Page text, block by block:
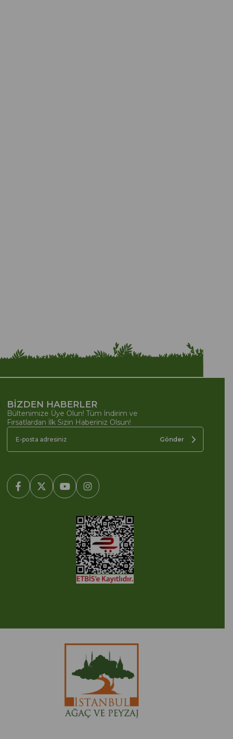
BİZDEN HABERLER
Bültenimize Üye Olun! Tüm İndirim ve
Fırsatlardan İlk Sizin Haberiniz Olsun!
Gönder